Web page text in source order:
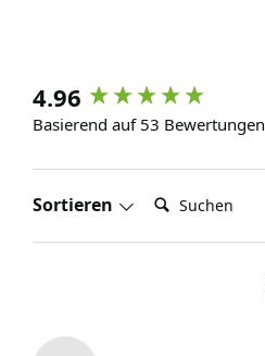
4.96
Basierend auf 53 Bewertungen
Sortieren Suchen: